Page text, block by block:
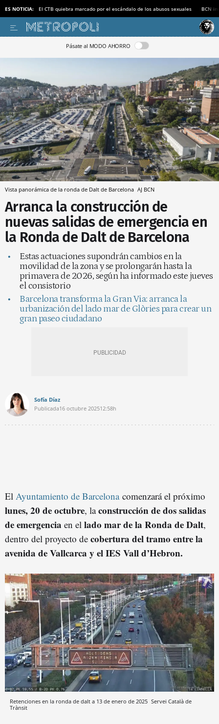
ES NOTICIA: El CTB quiebra marcado por el escándalo de los abusos sexuales BCN
Pásate al MODO AHORRO
Vista panorámica de la ronda de Dalt de Barcelona AJ BCN
Arranca la construcción de
nuevas salidas de emergencia en
la Ronda de Dalt de Barcelona
Estas actuaciones supondrán cambios en la
movilidad de la zona y se prolongarán hasta la
primavera de 2026, según ha informado este jueves
el consistorio
Barcelona transforma la Gran Via: arranca la
urbanización del lado mar de Glòries para crear un
gran paseo ciudadano
Sofía Díaz
Publicada16 octubre 202512:58h
El Ayuntamiento de Barcelonacomenzará el próximo
lunes, 20 de octubre, laconstrucción de dos salidas
de emergencia en el lado mar de la Ronda de Dalt,
dentro del proyecto de cobertura del tramo entre la
avenida de Vallcarca y el IES Vall d’Hebron.
Retenciones en la ronda de dalt a 13 de enero de 2025 Servei Català de
Trànsit